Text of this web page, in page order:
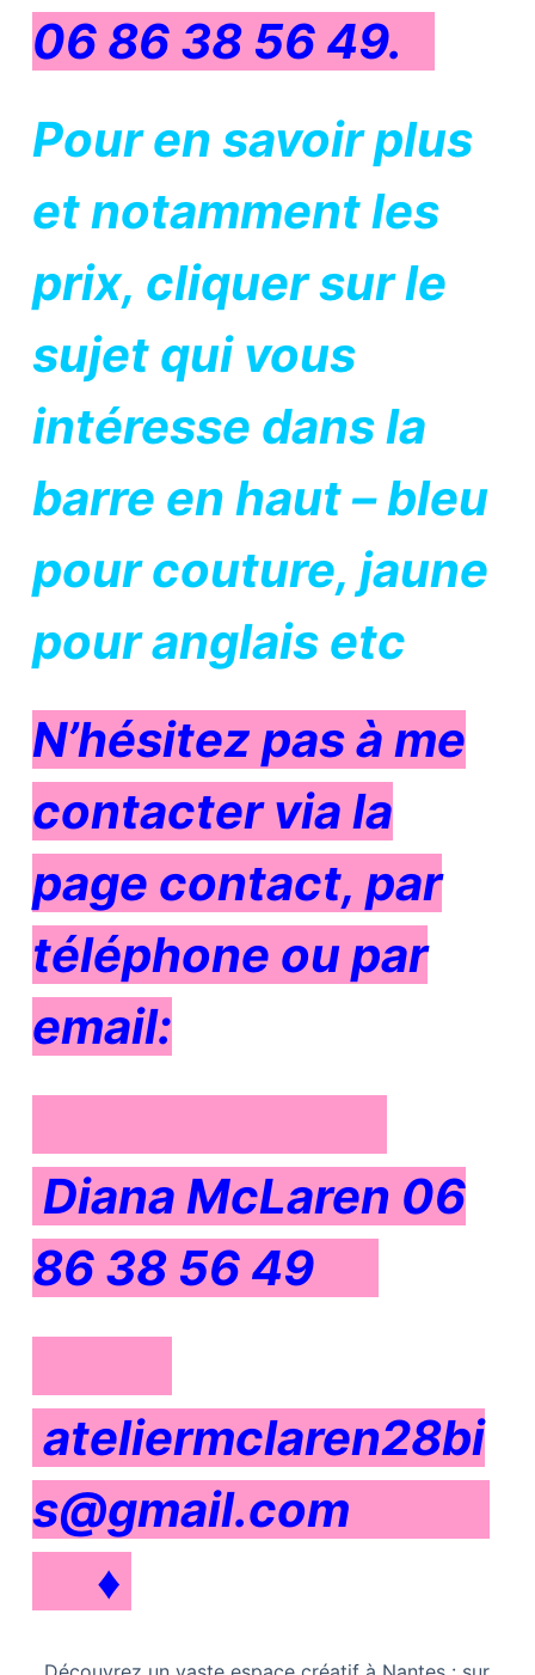
06 86 38 56 49.
Pour en savoir plus
et notamment les
prix, cliquer sur le
sujet qui vous
intéresse dans la
barre en haut – bleu
pour couture, jaune
pour anglais etc
N’hésitez pas à me
contacter via la
page contact, par
téléphone ou par
email:
Diana McLaren 06
86 38 56 49
ateliermclaren28bi
s@gmail.com
♦